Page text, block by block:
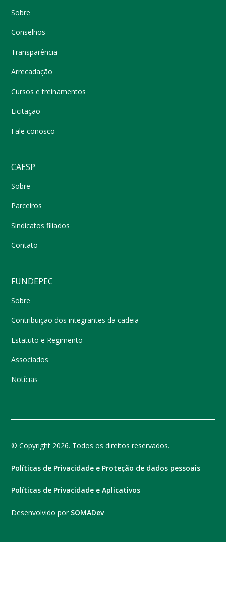
Sobre
Conselhos
Transparência
Arrecadação
Cursos e treinamentos
Licitação
Fale conosco
CAESP
Sobre
Parceiros
Sindicatos filiados
Contato
FUNDEPEC
Sobre
Contribuição dos integrantes da cadeia
Estatuto e Regimento
Associados
Notícias
© Copyright 2026. Todos os direitos reservados.
Políticas de Privacidade e Proteção de dados pessoais
Políticas de Privacidade e Aplicativos
Desenvolvido por SOMADev